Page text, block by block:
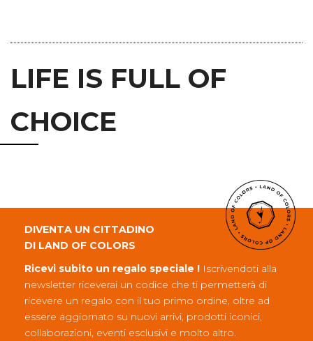
LIFE IS FULL OF
CHOICE
DIVENTA UN CITTADINO
DI LAND OF COLORS
Ricevi subito un regalo speciale ! Iscrivendoti alla
newsletter riceverai un codice che ti permetterà di
ricevere un regalo con il tuo primo ordine, oltre ad
essere aggiornato su nuovi arrivi, prodotti iconici,
collaborazioni, eventi esclusivi e molto altro.